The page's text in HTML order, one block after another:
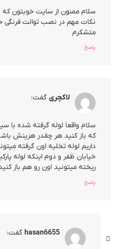
سلام ممنون از سایت خوبتون که
نکات مهم در نصب توالت فرنگی
متشکرم
پاسخ
لاکچری گفت:
سلام واقعا لوله گرفته شده با
که باز کنید هر چقدر هزینش
داریم لوله تخلیه اون گرفته
خیابان ظفر و دوم اینکه لوله
ریخته میتونید اون رو هم باز کنید؟
پاسخ
hasan6655 گفت: